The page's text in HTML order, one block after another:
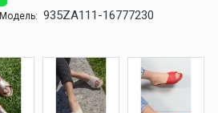
Модель: 935ZA111-16777230